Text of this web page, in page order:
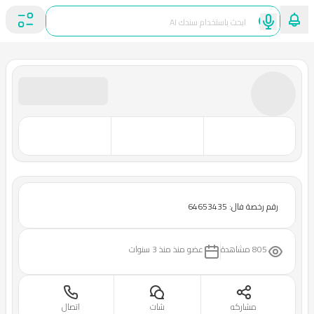
رقم رخصة فال: 64653435
805 مشاهدة عضو منذمنذ 3 سنوات
اتصال شات مشاركه